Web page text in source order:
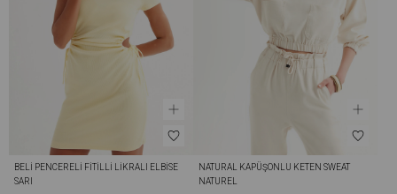
BELI PENCERELI FITILLI LIKRALI ELBISE
SARI
NATURAL KAPÜŞONLU KETEN SWEAT
NATUREL